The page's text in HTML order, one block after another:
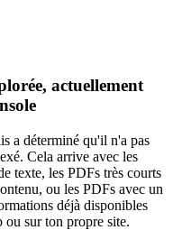
actuellement
a déterminé qu'il n'a pas
Cela arrive avec les
texte, les PDFs très courts
ou les PDFs avec un
déjà disponibles
sur ton propre site.